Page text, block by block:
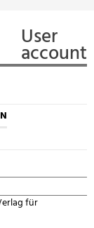
User
account
für